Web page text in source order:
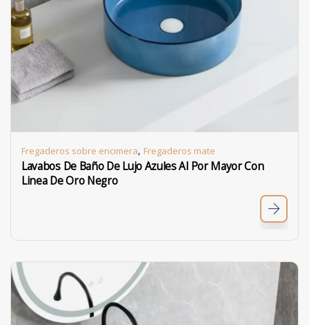
Fregaderos sobre encimera, Fregaderos mate
Lavabos De Baño De Lujo Azules Al Por Mayor Con
Linea De Oro Negro